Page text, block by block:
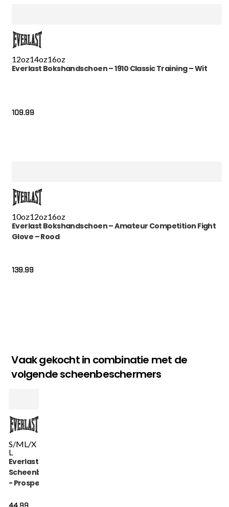
12oz14oz16oz
Everlast Bokshandschoen – 1910 Classic Training – Wit
109.99
10oz12oz16oz
Everlast Bokshandschoen – Amateur Competition Fight
Glove – Rood
139.99
Vaak gekocht in combinatie met de
volgende scheenbeschermers
S/ML/X
L
Everlast
Scheenbeschermer
- Prospect Youth -